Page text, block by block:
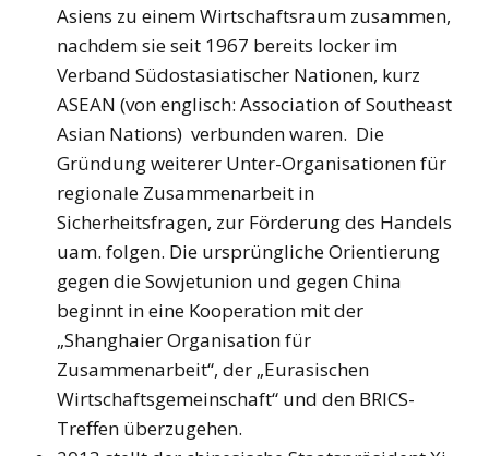
Asiens zu einem Wirtschaftsraum zusammen,
nachdem sie seit 1967 bereits locker im
Verband Südostasiatischer Nationen, kurz
ASEAN (von englisch: Association of Southeast
Asian Nations) verbunden waren. Die
Gründung weiterer Unter-Organisationen für
regionale Zusammenarbeit in
Sicherheitsfragen, zur Förderung des Handels
uam. folgen. Die ursprüngliche Orientierung
gegen die Sowjetunion und gegen China
beginnt in eine Kooperation mit der
„Shanghaier Organisation für
Zusammenarbeit“, der „Eurasischen
Wirtschaftsgemeinschaft“ und den BRICS-
Treffen überzugehen.